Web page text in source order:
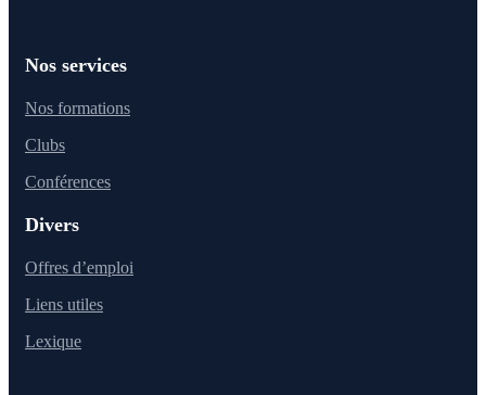
Nos services
Nos formations
Clubs
Conférences
Divers
Offres d’emploi
Liens utiles
Lexique